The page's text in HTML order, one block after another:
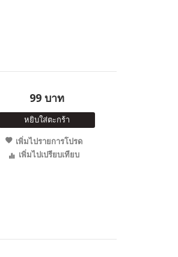
99 บาท
หยิบใส่ตะกร้า
เพิ่มไปรายการโปรด
เพิ่มไปเปรียบเทียบ